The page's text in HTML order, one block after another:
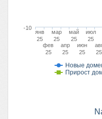
Новые
Прирост
янв
25
фев
25
мар
25
апр
25
май
25
июн
25
июл
25
25
-10